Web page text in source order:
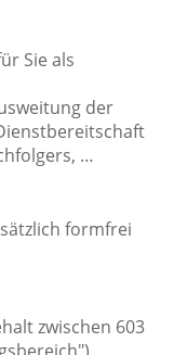
Sie als
der
…
formfrei
zwischen 603